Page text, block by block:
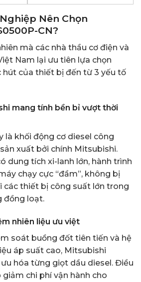
Nên Chọn
CN?
mà các nhà thầu cơ điện và
Nam lại ưu tiên lựa chọn
hút của thiết bị đến từ 3 yếu tố
mang tính bền bỉ vượt thời
là khối động cơ diesel công
xuất bởi chính Mitsubishi.
dung tích xi-lanh lớn, hành trình
chạy cực “đầm”, không bị
các thiết bị công suất lớn trong
đồng loạt.
nhiên liệu ưu việt
soát buồng đốt tiên tiến và hệ
áp suất cao, Mitsubishi
hóa từng giọt dầu diesel. Điều
chi phí vận hành cho